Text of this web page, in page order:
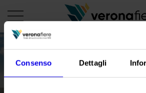
Consenso Dettagli